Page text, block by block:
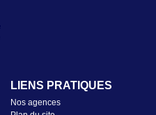
LIENS PRATIQUES
Nos agences